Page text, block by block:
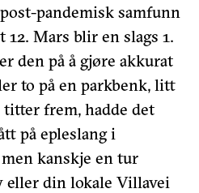
pandemisk samfunn
12. Mars blir en slags 1.
den på å gjøre akkurat
to på en parkbenk, litt
frem, hadde det
på epleslang i
kanskje en tur
eller din lokale Villavei